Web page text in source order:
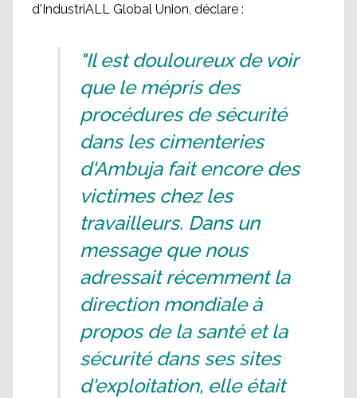
d'IndustriALL Global Union, déclare :
"Il est douloureux de voir
que le mépris des
procédures de sécurité
dans les cimenteries
d'Ambuja fait encore des
victimes chez les
travailleurs. Dans un
message que nous
adressait récemment la
direction mondiale à
propos de la santé et la
sécurité dans ses sites
d'exploitation, elle était